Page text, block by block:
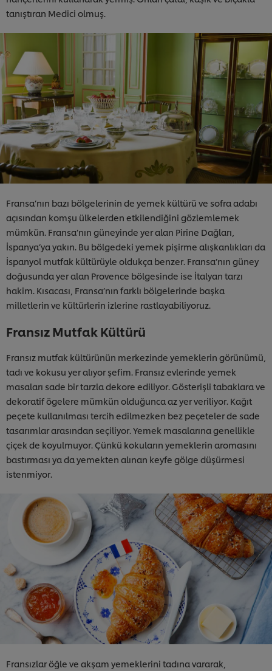
tanıştıran Medici olmuş.
Fransa’nın bazı bölgelerinin de yemek kültürü ve sofra adabı
açısından komşu ülkelerden etkilendiğini gözlemlemek
mümkün. Fransa’nın güneyinde yer alan Pirine Dağları,
İspanya’ya yakın. Bu bölgedeki yemek pişirme alışkanlıkları da
İspanyol mutfak kültürüyle oldukça benzer. Fransa’nın güney
doğusunda yer alan Provence bölgesinde ise İtalyan tarzı
hakim. Kısacası, Fransa’nın farklı bölgelerinde başka
milletlerin ve kültürlerin izlerine rastlayabiliyoruz.
Fransız Mutfak Kültürü
Fransız mutfak kültürünün merkezinde yemeklerin görünümü,
tadı ve kokusu yer alıyor şefim. Fransız evlerinde yemek
masaları sade bir tarzla dekore ediliyor. Gösterişli tabaklara ve
dekoratif ögelere mümkün olduğunca az yer veriliyor. Kağıt
peçete kullanılması tercih edilmezken bez peçeteler de sade
tasarımlar arasından seçiliyor. Yemek masalarına genellikle
çiçek de koyulmuyor. Çünkü kokuların yemeklerin aromasını
bastırması ya da yemekten alınan keyfe gölge düşürmesi
istenmiyor.
Fransızlar öğle ve akşam yemeklerini tadına vararak,